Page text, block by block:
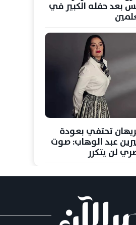
بعد حفله الكبير في
تحتفي بعودة
عبد الوهاب: صوت
لن يتكرر